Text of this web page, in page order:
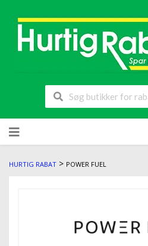
HURTIG RABAT > POWER FUEL